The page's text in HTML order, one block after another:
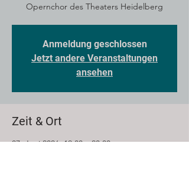
Opernchor des Theaters Heidelberg
Anmeldung geschlossen
Jetzt andere Veranstaltungen
ansehen
Zeit & Ort
07. Juni 2026, 19:00 – 23:00